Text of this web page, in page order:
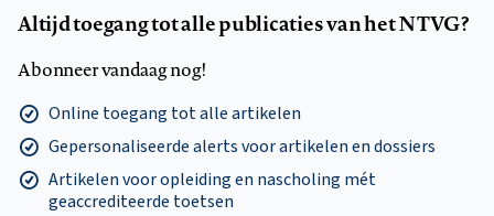
Altijd toegang tot alle publicaties van het NTVG?
Abonneer vandaag nog!
Online toegang tot alle artikelen
Gepersonaliseerde alerts voor artikelen en dossiers
Artikelen voor opleiding en nascholing mét
geaccrediteerde toetsen